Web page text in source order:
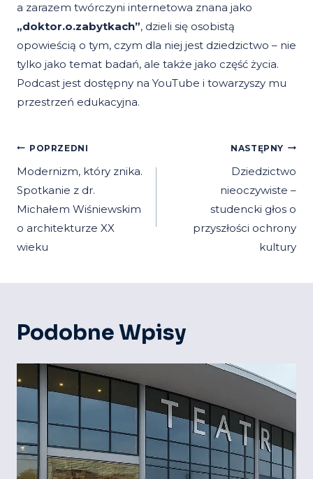
a zarazem twórczyni internetowa znana jako
„doktor.o.zabytkach”, dzieli się osobistą
opowieścią o tym, czym dla niej jest dziedzictwo – nie
tylko jako temat badań, ale także jako część życia.
Podcast jest dostępny na YouTube i towarzyszy mu
przestrzeń edukacyjna.
Nawigacja
Wpisu
POPRZEDNI
Modernizm, który znika.
Spotkanie z dr.
Michałem Wiśniewskim
o architekturze XX
wieku
NASTĘPNY
Dziedzictwo
nieoczywiste –
studencki głos o
przyszłości ochrony
kultury
Podobne Wpisy